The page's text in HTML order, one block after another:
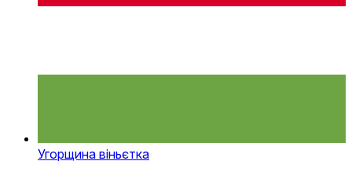
Угорщина віньєтка